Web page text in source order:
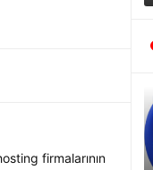
firmalarının